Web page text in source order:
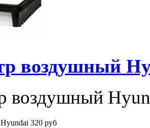
воздушный
воздушный
320 руб